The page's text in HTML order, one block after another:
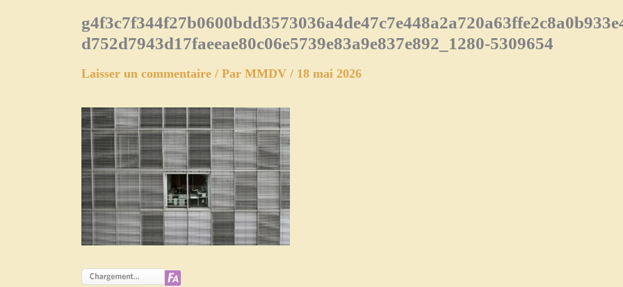
d752d7943d17faeeae80c06e5739e83a9e837e892_1280-5309654
Laisser un commentaire / Par MMDV / 18 mai 2026